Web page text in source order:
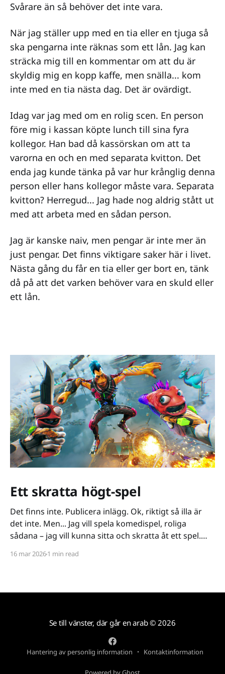
Svårare än så behöver det inte vara.
När jag ställer upp med en tia eller en tjuga så
ska pengarna inte räknas som ett lån. Jag kan
sträcka mig till en kommentar om att du är
skyldig mig en kopp kaffe, men snälla... kom
inte med en tia nästa dag. Det är ovärdigt.
Idag var jag med om en rolig scen. En person
före mig i kassan köpte lunch till sina fyra
kollegor. Han bad då kassörskan om att ta
varorna en och en med separata kvitton. Det
enda jag kunde tänka på var hur krånglig denna
person eller hans kollegor måste vara. Separata
kvitton? Herregud... Jag hade nog aldrig stått ut
med att arbeta med en sådan person.
Jag är kanske naiv, men pengar är inte mer än
just pengar. Det finns viktigare saker här i livet.
Nästa gång du får en tia eller ger bort en, tänk
då på att det varken behöver vara en skuld eller
ett lån.
Ett skratta högt-spel
Det finns inte. Publicera inlägg. Ok, riktigt så illa är
det inte. Men... Jag vill spela komedispel, roliga
sådana – jag vill kunna sitta och skratta åt ett spel.
på ett kiss och bajs-spår eller så lutar de sig på
16 mar 20261 min read
Se till vänster, där går en arab© 2026
Hantering av personlig information Kontaktinformation